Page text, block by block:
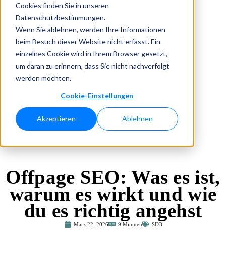
Cookies finden Sie in unseren
Datenschutzbestimmungen.
Wenn Sie ablehnen, werden Ihre Informationen
beim Besuch dieser Website nicht erfasst. Ein
einzelnes Cookie wird in Ihrem Browser gesetzt,
um daran zu erinnern, dass Sie nicht nachverfolgt
werden möchten.
Cookie-Einstellungen
Akzeptieren Ablehnen
Offpage SEO: Was es ist,
warum es wirkt und wie
du es richtig angehst
März 22, 2026 9 Minuten SEO